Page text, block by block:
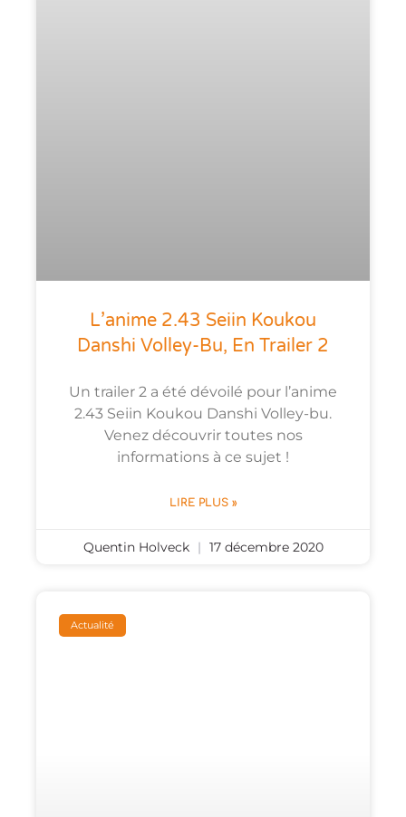
L’anime 2.43 Seiin Koukou
Danshi Volley-Bu, En Trailer 2
Un trailer 2 a été dévoilé pour l’anime
2.43 Seiin Koukou Danshi Volley-bu.
Venez découvrir toutes nos
informations à ce sujet !
LIRE PLUS »
Quentin Holveck 17 décembre 2020
Actualité